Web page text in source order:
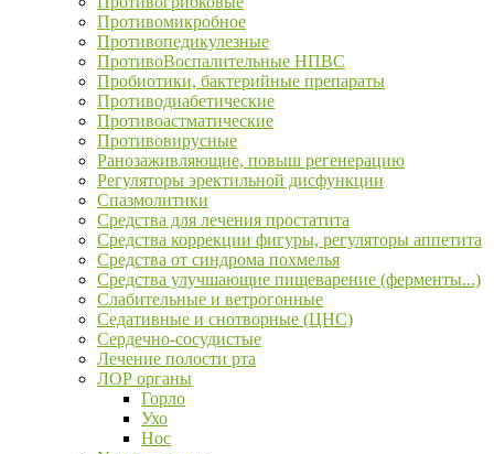
Противомикробное
Противопедикулезные
ПротивоВоспалительные НПВС
Пробиотики, бактерийные препараты
Противодиабетические
Противоастматические
Противовирусные
Ранозаживляющие, повыш регенерацию
Регуляторы эректильной дисфункции
Спазмолитики
Средства для лечения простатита
Средства коррекции фигуры, регуляторы аппетита
Средства от синдрома похмелья
Средства улучшающие пищеварение (ферменты...)
Слабительные и ветрогонные
Седативные и снотворные (ЦНС)
Сердечно-сосудистые
Лечение полости рта
ЛОР органы
Горло
Ухо
Нос